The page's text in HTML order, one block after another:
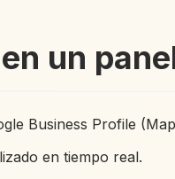
un
Business Profile
en tiempo real.